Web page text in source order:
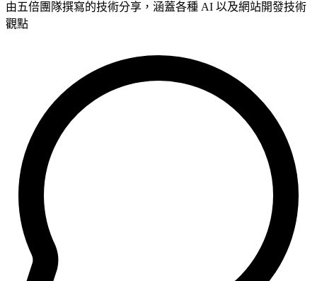
由五倍團隊撰寫的技術分享，涵蓋各種 AI 以及網站開發技術
觀點